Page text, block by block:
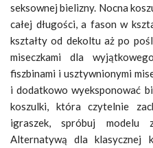
seksownej bielizny. Nocna
całej długości, a fason w
kształty od dekoltu aż po
miseczkami dla
fiszbinami i usztywnionymi
i dodatkowo wyeksponować
koszulki, która czytelnie
igraszek, spróbuj modelu
Alternatywą dla klasycznej